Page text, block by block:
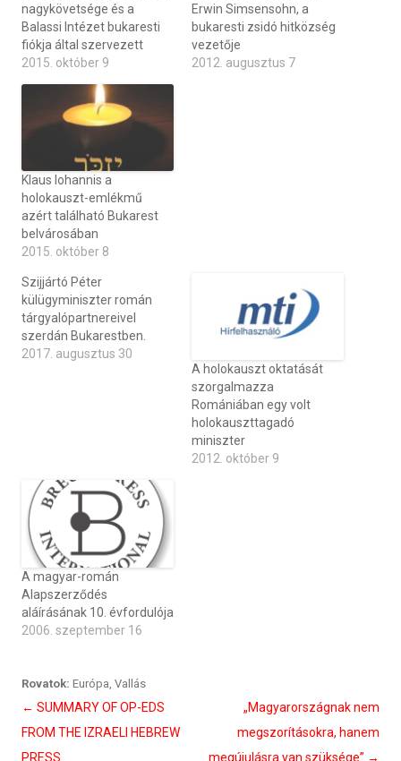
nagykövetsége és a
Balassi Intézet bukaresti
fiókja által szervezett
2015. október 9
Erwin Simsensohn, a
bukaresti zsidó hitközség
vezetője
2012. augusztus 7
Klaus Iohannis a
holokauszt-emlékmű
azért található Bukarest
belvárosában
2015. október 8
Szijjártó Péter
külügyminiszter román
tárgyalópartnereivel
szerdán Bukarestben.
2017. augusztus 30
A holokauszt oktatását
szorgalmazza
Romániában egy volt
holokauszttagadó
miniszter
2012. október 9
A magyar-román
Alapszerződés
aláírásának 10. évfordulója
2006. szeptember 16
Rovatok: Európa Vallás
Bejegyzés
navigáció
← SUMMARY OF OP-EDS
FROM THE IZRAELI HEBREW
PRESS
„Magyarországnak nem
megszorításokra, hanem
megújulásra van szüksége” →